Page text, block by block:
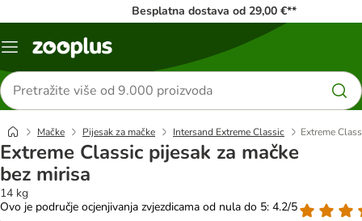
Besplatna dostava od 29,00 €**
Izbornik
Traži
proizvode
Mačke Pijesak za mačke Intersand Extreme Classic Extreme
Extreme Classic pijesak za mačke
bez mirisa
14 kg
Ovo je područje ocjenjivanja zvjezdicama od nula do 5: 4.2/5